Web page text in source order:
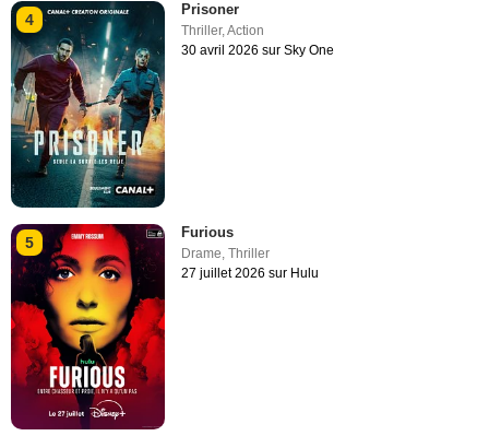
4
Prisoner
Thriller,Action
30 avril 2026 sur Sky One
5
Furious
Drame ,Thriller
27 juillet 2026 sur Hulu